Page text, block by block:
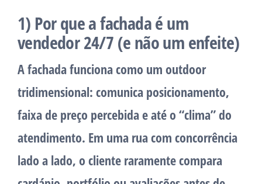
1) Por que a fachada é um
vendedor 24/7 (e não um enfeite)
A fachada funciona como um outdoor
tridimensional: comunica posicionamento,
faixa de preço percebida e até o “clima” do
atendimento. Em uma rua com concorrência
lado a lado, o cliente raramente compara